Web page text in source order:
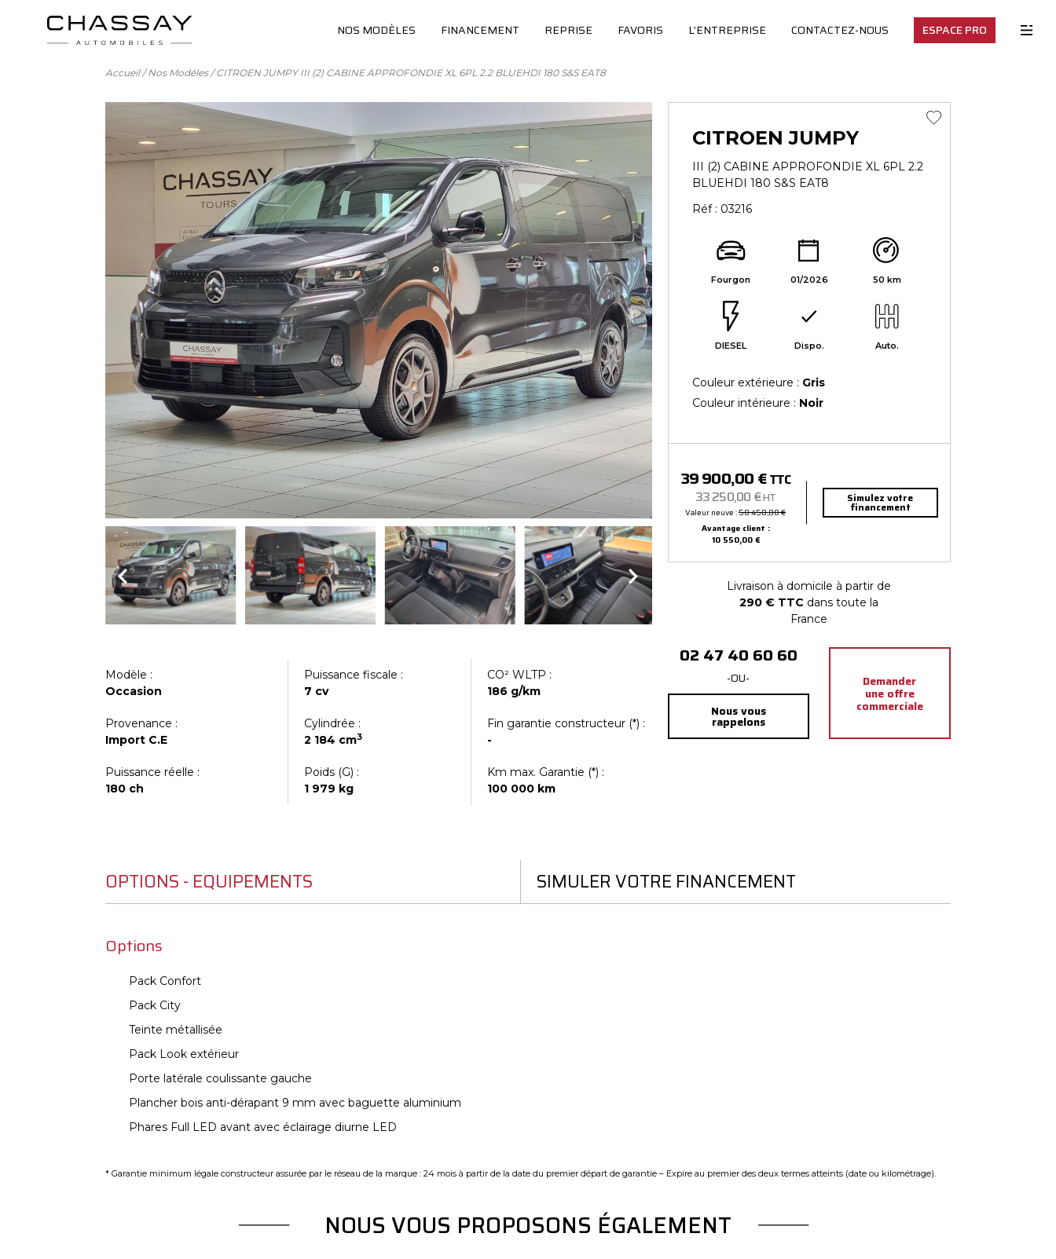
NOS MODÈLES FINANCEMENT REPRISE FAVORIS L’ENTREPRISE CONTACTEZ-NOUS ESPACE PRO
Accueil/Nos Modèles/CITROEN JUMPY III (2) CABINE APPROFONDIE XL 6PL 2.2 BLUEHDI 180 S&S EAT8
Modèle :
Occasion
Puissance fiscale :
7 cv
CO² WLTP :
186 g/km
Provenance :
Import C.E
Cylindrée :
2 184 cm3
Fin garantie constructeur (*) :
-
Puissance réelle :
180 ch
Poids (G) :
1 979 kg
Km max. Garantie (*) :
100 000 km
CITROEN JUMPY
III (2) CABINE APPROFONDIE XL 6PL 2.2
BLUEHDI 180 S&S EAT8
Réf : 03216
Fourgon 01/2026 50 km
DIESEL Dispo. Auto.
Couleur extérieure : Gris
Couleur intérieure : Noir
39 900,00 €TTC
33 250,00 €HT
Valeur neuve :50 450,00 €
Avantage client :
10 550,00 €
Simulez votre
financement
Livraison à domicile à partir de
290 € TTC dans toute la
France
02 47 40 60 60
-OU-
Nous vous
rappelons
Demander
une offre
commerciale
OPTIONS - EQUIPEMENTS SIMULER VOTRE FINANCEMENT
Options
Pack Confort
Pack City
Teinte métallisée
Pack Look extérieur
Porte latérale coulissante gauche
Plancher bois anti-dérapant 9 mm avec baguette aluminium
Phares Full LED avant avec éclairage diurne LED
* Garantie minimum légale constructeur assurée par le réseau de la marque : 24 mois à partir de la date du premier départ de garantie – Expire au premier des deux termes atteints (date ou kilométrage).
NOUS VOUS PROPOSONS ÉGALEMENT